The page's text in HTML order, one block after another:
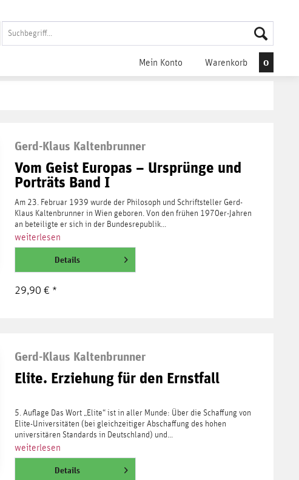
Mein Konto Warenkorb 0
Gerd-Klaus Kaltenbrunner
Vom Geist Europas – Ursprünge und
Porträts Band I
Am 23. Februar 1939 wurde der Philosoph und Schriftsteller Gerd-
Klaus Kaltenbrunner in Wien geboren. Von den frühen 1970er-Jahren
an beteiligte er sich in der Bundesrepublik...
weiterlesen
Details
29,90 € *
Gerd-Klaus Kaltenbrunner
Elite. Erziehung für den Ernstfall
5. Auflage Das Wort „Elite“ ist in aller Munde: Über die Schaffung von
Elite-Universitäten (bei gleichzeitiger Abschaffung des hohen
universitären Standards in Deutschland) und...
weiterlesen
Details